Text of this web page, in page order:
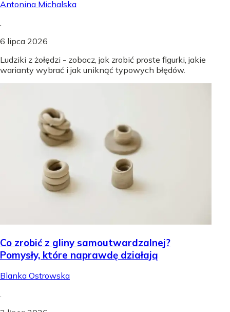
Antonina Michalska
.
6 lipca 2026
Ludziki z żołędzi - zobacz, jak zrobić proste figurki, jakie
warianty wybrać i jak uniknąć typowych błędów.
Co zrobić z gliny samoutwardzalnej?
Pomysły, które naprawdę działają
Blanka Ostrowska
.